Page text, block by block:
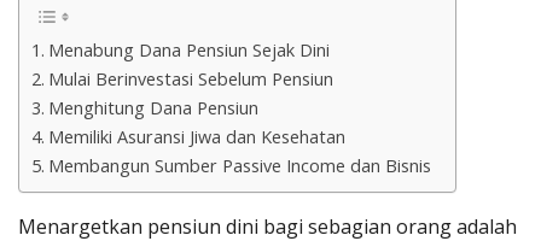
Menabung Dana Pensiun Sejak Dini
Mulai Berinvestasi Sebelum Pensiun
Menghitung Dana Pensiun
Memiliki Asuransi Jiwa dan Kesehatan
Membangun Sumber Passive Income dan Bisnis
Menargetkan pensiun dini bagi sebagian orang adalah